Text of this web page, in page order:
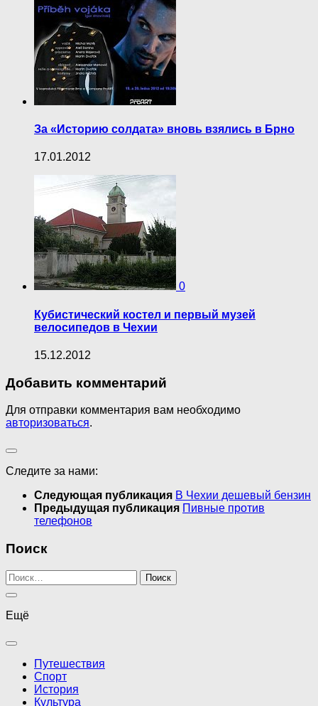
За «Историю солдата» вновь взялись в Брно
17.01.2012
0
Кубистический костел и первый музей
велосипедов в Чехии
15.12.2012
Добавить комментарий
Для отправки комментария вам необходимо
авторизоваться.
Следите за нами:
Следующая публикация В Чехии дешевый бензин
Предыдущая публикация Пивные против
телефонов
Поиск
Найти:
Ещё
Путешествия
Спорт
История
Культура